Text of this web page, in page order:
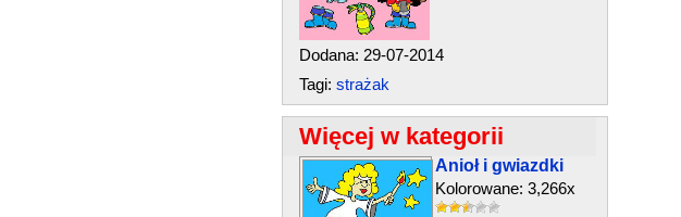
Dodana: 29-07-2014
Tagi: strażak
Więcej w kategorii
Anioł i gwiazdki
Kolorowane: 3,266x